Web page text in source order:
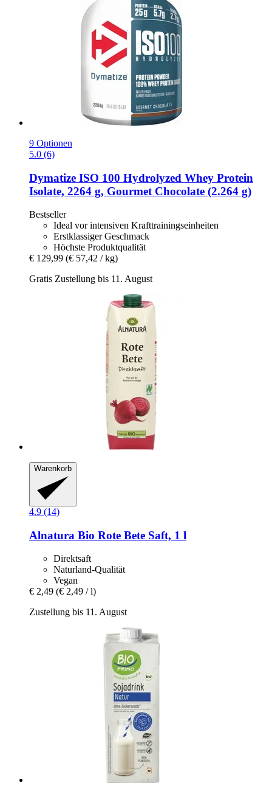
9 Optionen
5.0 (6)
Dymatize ISO 100 Hydrolyzed Whey Protein
Isolate, 2264 g, Gourmet Chocolate (2.264 g)
Bestseller
Ideal vor intensiven Krafttrainingseinheiten
Erstklassiger Geschmack
Höchste Produktqualität
€ 129,99 (€ 57,42 / kg)
Gratis Zustellung bis 11. August
Warenkorb
4.9 (14)
Alnatura Bio Rote Bete Saft, 1 l
Direktsaft
Naturland-Qualität
Vegan
€ 2,49 (€ 2,49 / l)
Zustellung bis 11. August